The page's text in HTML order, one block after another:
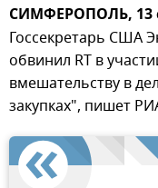
СИМФЕРОПОЛЬ, 13
Госсекретарь США
обвинил RT в
вмешательству в
закупках", пишет